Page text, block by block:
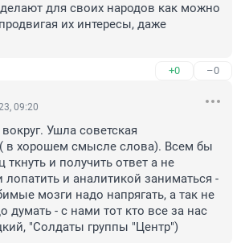
для своих народов как можно
их интересы, даже
+0 –0
09:20
Ушла советская
в хорошем смысле слова). Всем бы
ткнуть и получить ответ а не
лопатить и аналитикой заниматься -
мозги надо напрягать, а так не
думать - с нами тот кто все за нас
"Солдаты группы "Центр")